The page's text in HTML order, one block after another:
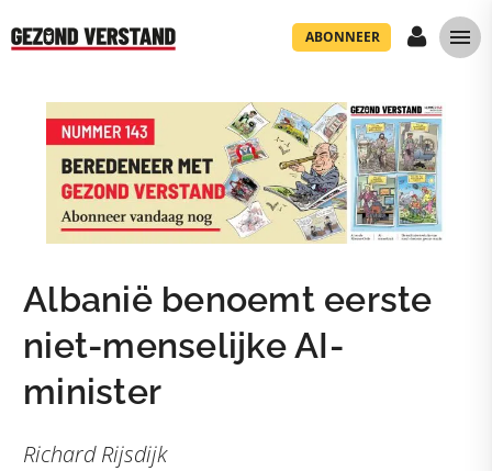
ABONNEER
Albanië benoemt eerste
niet-menselijke AI-
minister
Richard Rijsdijk